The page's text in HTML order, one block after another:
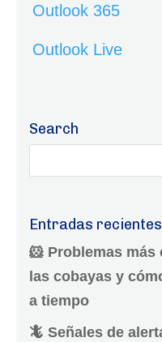
Outlook 365
Outlook Live
Search
Entradas recientes
🐹 Problemas más
las cobayas y
a tiempo
🦎 Señales de